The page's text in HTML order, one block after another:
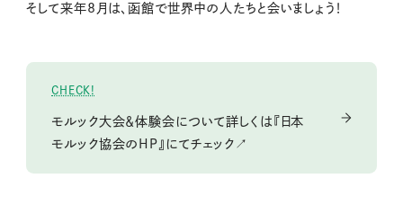
そして来年8月は、函館で世界中の人たちと会いましょう！
CHECK!
モルック大会＆体験会について詳しくは『日本
モルック協会のHP』にてチェック↗